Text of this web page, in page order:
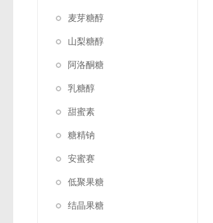
麦芽糖醇
山梨糖醇
阿洛酮糖
乳糖醇
甜蜜素
糖精钠
安蜜赛
低聚果糖
结晶果糖